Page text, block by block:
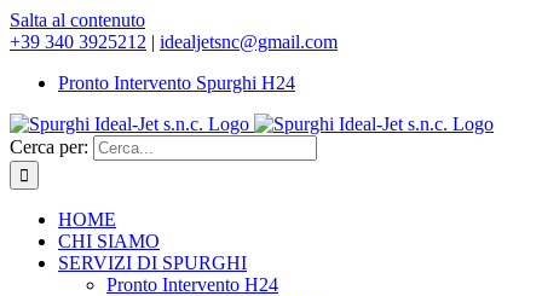
Salta al contenuto
+39 340 3925212 | idealjetsnc@gmail.com
Pronto Intervento Spurghi H24
Cerca per:
HOME
CHI SIAMO
SERVIZI DI SPURGHI
Pronto Intervento H24